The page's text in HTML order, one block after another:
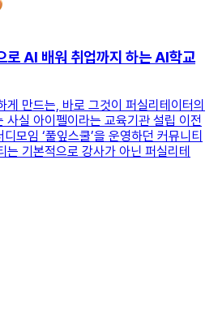
로 AI 배워 취업까지 하는 AI학교
만드는, 바로 그것이 퍼실리테이터의
사실 아이펠이라는 교육기관 설립 이전
모임 ‘풀잎스쿨’을 운영하던 커뮤니티
기본적으로 강사가 아닌 퍼실리테